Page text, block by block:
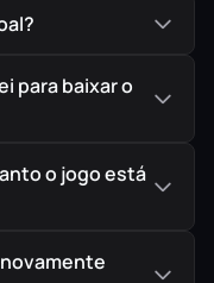
para baixar o
o jogo está